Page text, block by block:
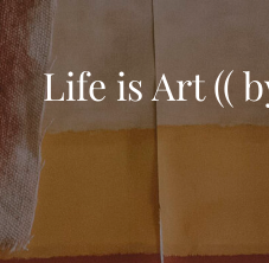
Life is Art ((